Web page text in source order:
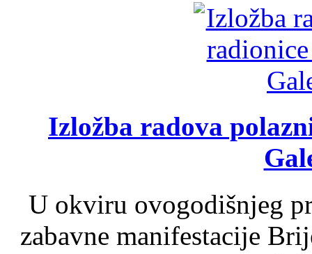
Izložba radova
U okviru ovogodišnjeg
zabavne manifestacije